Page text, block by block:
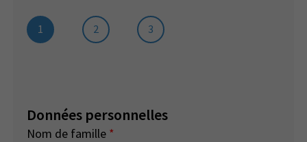
1 2 3
Données personnelles
Nom de famille *